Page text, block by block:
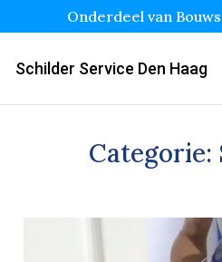
Onderdeel van
Schilder Service Den Haag
Categorie: